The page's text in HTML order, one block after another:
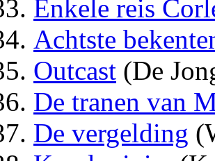
Enkele reis
Achtste
Outcast (De
De tranen van
De vergelding